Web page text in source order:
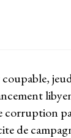
corruption
de